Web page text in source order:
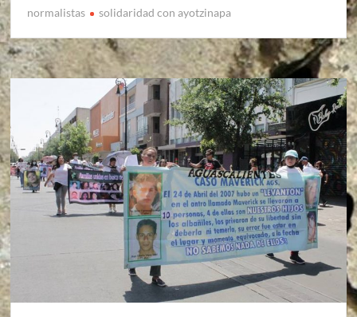
normalistas
solidaridad con ayotzinapa